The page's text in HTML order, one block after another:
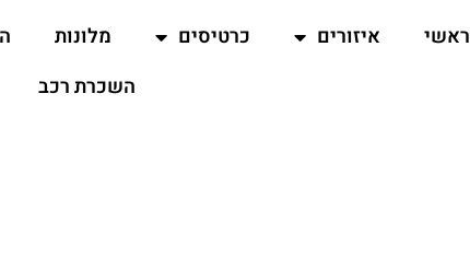
ראשי איזורים כרטיסים מלונות
השכרת רכב